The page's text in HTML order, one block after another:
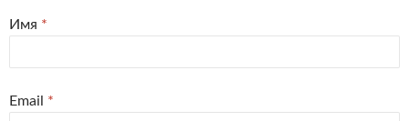
Имя *
Email *